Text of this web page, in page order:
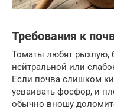
Требования к
Томаты любят рыхлую,
нейтральной или
Если почва слишком
усваивать фосфор, и
обычно вношу